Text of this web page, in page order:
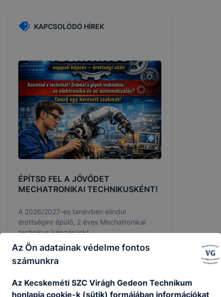
KAPCSOLÓDÓ HÍREK
ÉPÍTSD FEL A JÖVŐDET
MECHATRONIKAI TECHNIKUSKÉNT!
A 2026/2027-es tanévben elindul
érettségire épülő, 2 éves Mechatronikai
technikus képzésünk!
2026. jún. 28. RG
Az Ön adatainak védelme fontos
számunkra
Az Kecskeméti SZC Virágh Gedeon Technikum
honlapja cookie-k (sütik) formájában információkat